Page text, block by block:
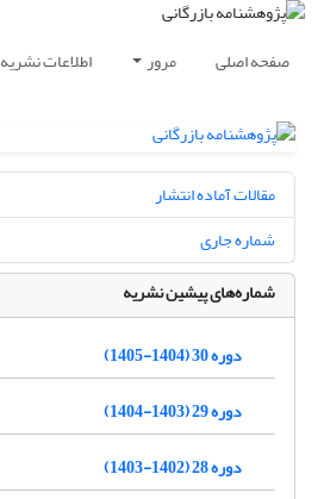
صفحه اصلی مرور اطلاعات نشریه
مقالات آماده انتشار
شماره جاری
شماره‌های پیشین نشریه
دوره 30 (1404-1405)
دوره 29 (1403-1404)
دوره 28 (1402-1403)